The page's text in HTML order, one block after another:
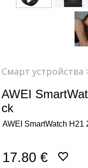
Товары для
Сетевые
ТВ, Фото и
Renewd
Смарт устройства
AWEI
ck
AWEI SmartWatch H21
17.80 €